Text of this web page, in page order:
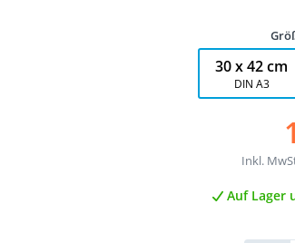
30 x 42 cm
DIN A3
Inkl.
Auf Lager